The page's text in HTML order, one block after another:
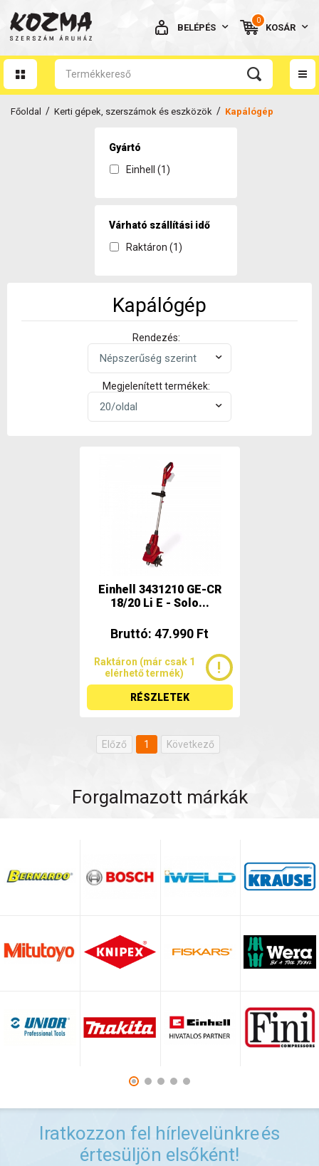
BELÉPÉS
0
KOSÁR
Főoldal / Kerti gépek, szerszámok és eszközök / Kapálógép
Gyártó
Einhell (1)
Várható szállítási idő
Raktáron (1)
Kapálógép
Rendezés:
Megjelenített termékek:
Einhell 3431210 GE-CR
18/20 Li E - Solo...
Bruttó: 47.990 Ft
Raktáron (már csak 1
elérhető termék)
RÉSZLETEK
Előző 1 Következő
Forgalmazott márkák
Iratkozzon fel hírlevelünkreés
értesüljön elsőként!